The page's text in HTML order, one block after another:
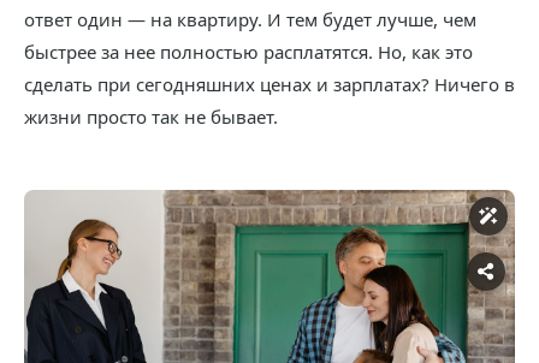
ответ один — на квартиру. И тем будет лучше, чем
быстрее за нее полностью расплатятся. Но, как это
сделать при сегодняшних ценах и зарплатах? Ничего в
жизни просто так не бывает.